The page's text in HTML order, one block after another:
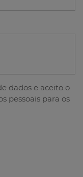
dados e aceito o
pessoais para os